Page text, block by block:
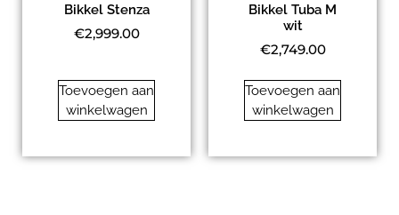
Bikkel Stenza
€2,999.00
Toevoegen aan
winkelwagen
Bikkel Tuba M
wit
€2,749.00
Toevoegen aan
winkelwagen